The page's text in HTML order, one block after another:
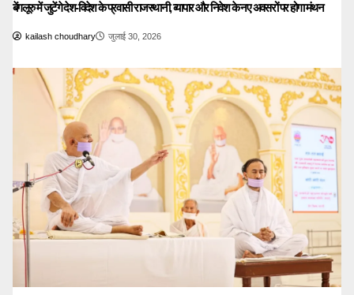
बेंगलूरु में जुटेंगे देश-विदेश के प्रवासी राजस्थानी, व्यापार और निवेश के नए अवसरों पर होगा मंथन
kailash choudhary जुलाई 30, 2026